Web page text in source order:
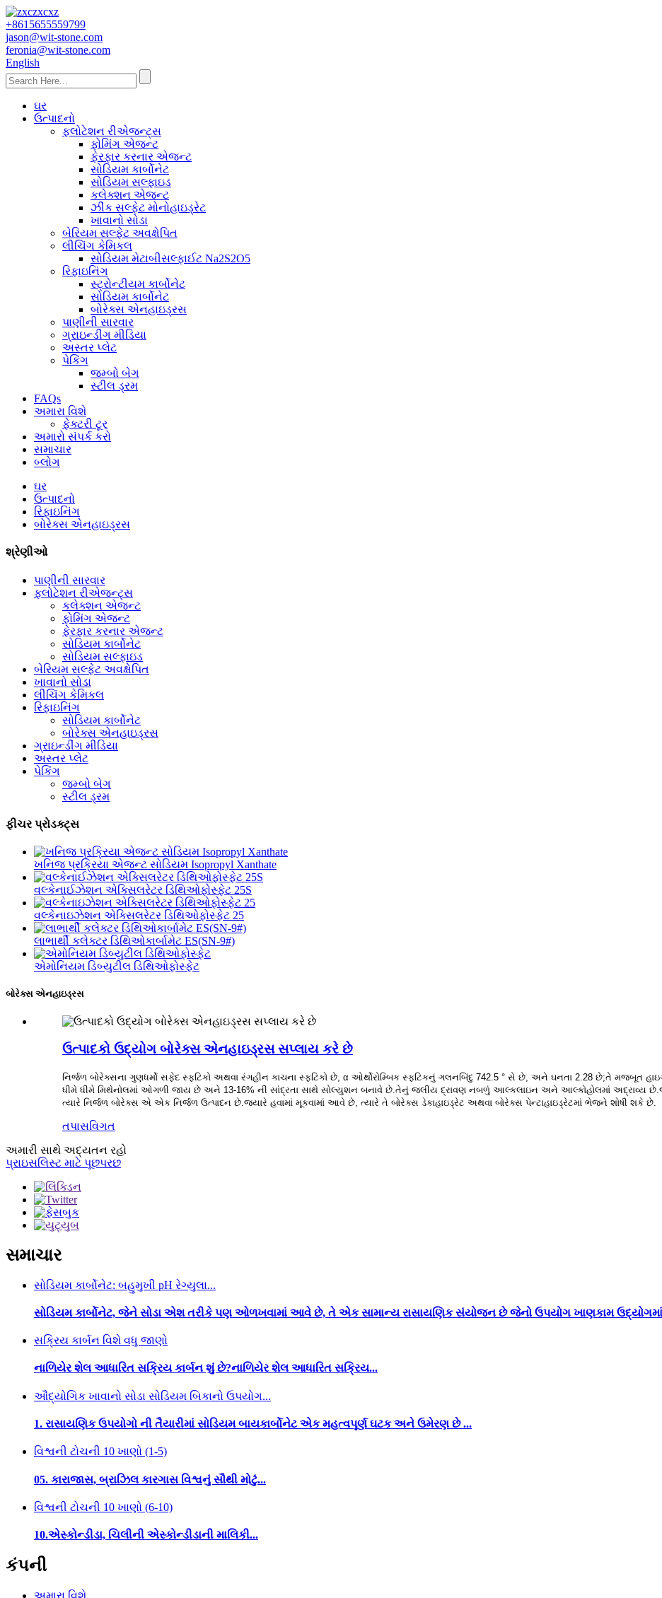
+8615655559799
jason@wit-stone.com
feronia@wit-stone.com
English
ઘર
ઉત્પાદનો
ફ્લોટેશન રીએજન્ટ્સ
ફોમિંગ એજન્ટ
ફેરફાર કરનાર એજન્ટ
સોડિયમ કાર્બોનેટ
સોડિયમ સલ્ફાઇડ
કલેક્શન એજન્ટ
ઝીંક સલ્ફેટ મોનોહાઇડ્રેટ
ખાવાનો સોડા
બેરિયમ સલ્ફેટ અવક્ષેપિત
લીચિંગ કેમિકલ
સોડિયમ મેટાબીસલ્ફાઈટ Na2S2O5
રિફાઇનિંગ
સ્ટ્રોન્ટીયમ કાર્બોનેટ
સોડિયમ કાર્બોનેટ
બોરેક્સ એનહાઇડ્રસ
પાણીની સારવાર
ગ્રાઇન્ડીંગ મીડિયા
અસ્તર પ્લેટ
પેકિંગ
જમ્બો બેગ
સ્ટીલ ડ્રમ
FAQs
અમારા વિશે
ફેક્ટરી ટૂર
અમારો સંપર્ક કરો
સમાચાર
બ્લોગ
ઘર
ઉત્પાદનો
રિફાઇનિંગ
બોરેક્સ એનહાઇડ્રસ
શ્રેણીઓ
પાણીની સારવાર
ફ્લોટેશન રીએજન્ટ્સ
કલેક્શન એજન્ટ
ફોમિંગ એજન્ટ
ફેરફાર કરનાર એજન્ટ
સોડિયમ કાર્બોનેટ
સોડિયમ સલ્ફાઇડ
બેરિયમ સલ્ફેટ અવક્ષેપિત
ખાવાનો સોડા
લીચિંગ કેમિકલ
રિફાઇનિંગ
સોડિયમ કાર્બોનેટ
બોરેક્સ એનહાઇડ્રસ
ગ્રાઇન્ડીંગ મીડિયા
અસ્તર પ્લેટ
પેકિંગ
જમ્બો બેગ
સ્ટીલ ડ્રમ
ફીચર પ્રોડક્ટ્સ
ખનિજ પ્રક્રિયા એજન્ટ સોડિયમ Isopropyl Xanthate
વલ્કેનાઈઝેશન એક્સિલરેટર ડિથિઓફોસ્ફેટ 25S
વલ્કેનાઇઝેશન એક્સિલરેટર ડિથિઓફોસ્ફેટ 25
લાભાર્થી કલેક્ટર ડિથિઓકાર્બામેટ ES(SN-9#)
એમોનિયમ ડિબ્યુટીલ ડિથિઓફોસ્ફેટ
બોરેક્સ એનહાઇડ્રસ
ઉત્પાદકો ઉદ્યોગ બોરેક્સ એનહાઇડ્રસ સપ્લાય કરે છે
નિર્જળ બોરેક્સના ગુણધર્મો સફેદ સ્ફટિકો અથવા રંગહીન કાચના સ્ફટિકો છે, α ઓર્થોરોમ્બિક સ્ફટિકનું ગલનબિંદુ 742.5 ° સે છે, અને ઘનતા 2.28 છે;તે મજબૂત
ધીમે ધીમે મિથેનોલમાં ઓગળી જાય છે અને 13-16% ની સાંદ્રતા સાથે સોલ્યુશન બનાવે છે.તેનું જલીય દ્રાવણ નબળું આલ્કલાઇન અને આલ્કોહોલમાં અદ્રાવ્ય
ત્યારે નિર્જળ બોરેક્સ એ એક નિર્જળ ઉત્પાદન છે.જ્યારે હવામાં મૂકવામાં આવે છે, ત્યારે તે બોરેક્સ ડેકાહાઇડ્રેટ અથવા બોરેક્સ પેન્ટાહાઇડ્રેટમાં ભેજને શોષી શકે છે.
તપાસવિગત
અમારી સાથે અદ્યતન રહો
પ્રાઇસલિસ્ટ માટે પૂછપરછ
સમાચાર
સોડિયમ કાર્બોનેટ: બહુમુખી pH રેગ્યુલા...
સોડિયમ કાર્બોનેટ, જેને સોડા એશ તરીકે પણ ઓળખવામાં આવે છે, તે એક સામાન્ય રાસાયણિક સંયોજન છે જેનો ઉપયોગ ખાણકામ
સક્રિય કાર્બન વિશે વધુ જાણો
નાળિયેર શેલ આધારિત સક્રિય કાર્બન શું છે?નાળિયેર શેલ આધારિત સક્રિય...
ઔદ્યોગિક ખાવાનો સોડા સોડિયમ બિકાનો ઉપયોગ...
1. રાસાયણિક ઉપયોગો ની તૈયારીમાં સોડિયમ બાયકાર્બોનેટ એક મહત્વપૂર્ણ ઘટક અને ઉમેરણ છે ...
વિશ્વની ટોચની 10 ખાણો (1-5)
05. કારાજાસ, બ્રાઝિલ કારગાસ વિશ્વનું સૌથી મોટું...
વિશ્વની ટોચની 10 ખાણો (6-10)
10.એસ્કોન્ડીડા, ચિલીની એસ્કોન્ડીડાની માલિકી...
કંપની